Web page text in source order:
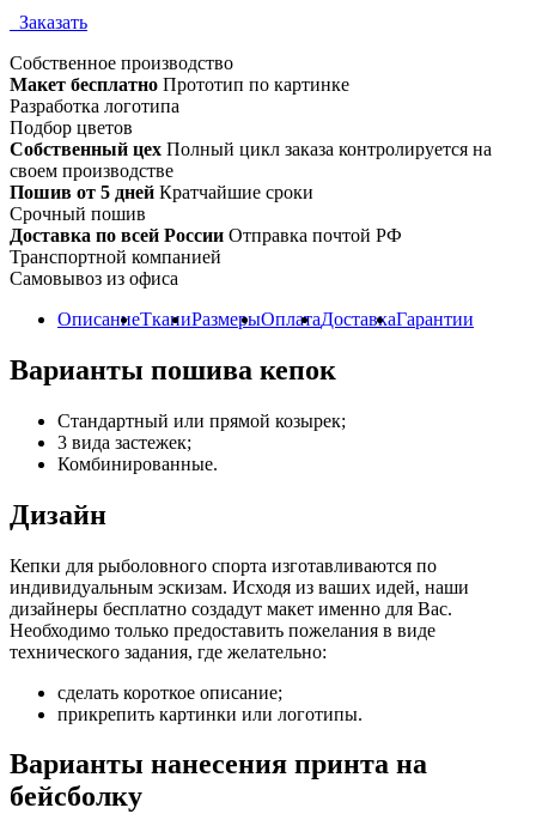
Заказать
Собственное производство
Макет бесплатно Прототип по картинке
Разработка логотипа
Подбор цветов
Собственный цех Полный цикл заказа контролируется на
своем производстве
Пошив от 5 дней Кратчайшие сроки
Срочный пошив
Доставка по всей России Отправка почтой РФ
Транспортной компанией
Самовывоз из офиса
ОписаниеТканиРазмерыОплатаДоставкаГарантии
Варианты пошива кепок
Стандартный или прямой козырек;
3 вида застежек;
Комбинированные.
Дизайн
Кепки для рыболовного спорта изготавливаются по
индивидуальным эскизам. Исходя из ваших идей, наши
дизайнеры бесплатно создадут макет именно для Вас.
Необходимо только предоставить пожелания в виде
технического задания, где желательно:
сделать короткое описание;
прикрепить картинки или логотипы.
Варианты нанесения принта на
бейсболку